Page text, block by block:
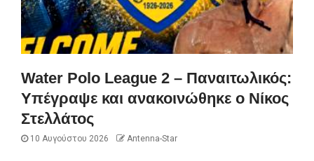
Water Polo League 2 – Παναιτωλικός:
Υπέγραψε και ανακοινώθηκε ο Νίκος
Στελλάτος
10 Αυγούστου 2026 Antenna-Star